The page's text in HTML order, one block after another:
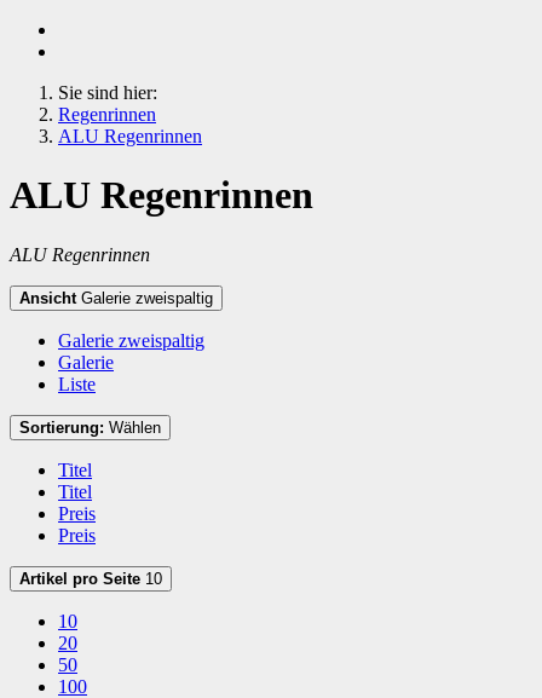
Sie sind hier:
Regenrinnen
ALU Regenrinnen
ALU Regenrinnen
ALU Regenrinnen
Ansicht Galerie zweispaltig
Galerie zweispaltig
Galerie
Liste
Sortierung: Wählen
Titel
Titel
Preis
Preis
Artikel pro Seite 10
10
20
50
100